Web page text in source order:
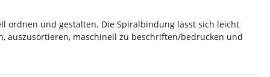
ordnen und gestalten. Die Spiralbindung lässt sich leicht
auszusortieren, maschinell zu beschriften/bedrucken und